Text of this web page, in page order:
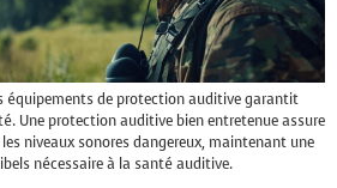
équipements de protection auditive garantit
Une protection auditive bien entretenue assure
niveaux sonores dangereux, maintenant une
nécessaire à la santé auditive.